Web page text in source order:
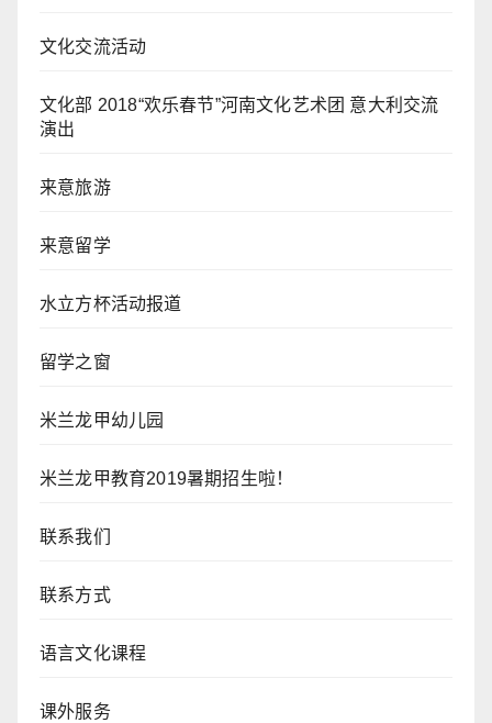
文化交流活动
文化部 2018“欢乐春节”河南文化艺术团 意大利交流
演出
来意旅游
来意留学
水立方杯活动报道
留学之窗
米兰龙甲幼儿园
米兰龙甲教育2019暑期招生啦！
联系我们
联系方式
语言文化课程
课外服务